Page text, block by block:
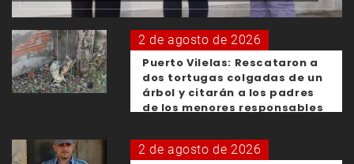
2 de agosto de 2026
Puerto Vilelas: Rescataron a
dos tortugas colgadas de un
árbol y citarán a los padres
de los menores responsables
2 de agosto de 2026